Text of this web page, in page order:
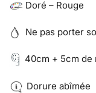
Doré – Rouge
Ne pas porter
40cm + 5cm de
Dorure abîmée